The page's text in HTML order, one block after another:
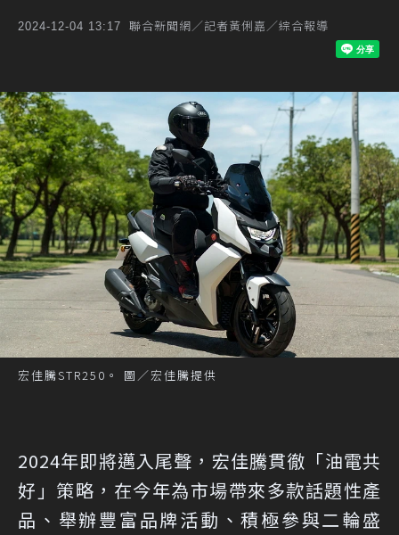
2024-12-04 13:17 聯合新聞網／記者黃俐嘉／綜合報導
宏佳騰STR250。 圖／宏佳騰提供
2024年即將邁入尾聲，宏佳騰貫徹「油電共
好」策略，在今年為市場帶來多款話題性產
品、舉辦豐富品牌活動、積極參與二輪盛